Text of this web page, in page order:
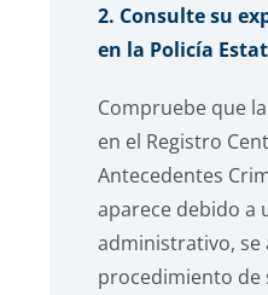
2. Consulte su
en la Policía
Compruebe que
en el Registro
Antecedentes
aparece debido a
administrativo, se
procedimiento de